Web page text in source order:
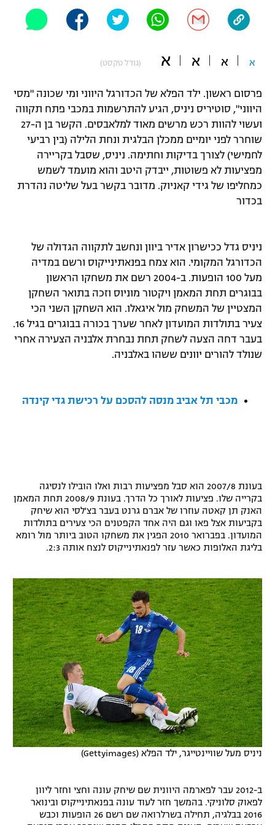
"מחצית בשכונה" – פודקאסט
משתתפים וזוכים בפרסים
תקנון משתתפים וזוכים בפרסים
תקנון עבור פעילות אלקטרה
תקנון עבור פעילות ספורט 1 – "מרלן"
טניס
גיימינג E-Sports
תנאי שימוש
תקנון פעילות ספורט 1
רשיון להקרנה פומבית לבית עסק
הצטרפות לחבילת הערוצים
לוח דרושים – ג'ובנט
אופניים
ספורט מוטורי
פוטבול אמריקאי NFL
בייסבול MLB
ספורט אתגרי ואקסטרים
אומנויות לחימה
א א א א (גודל טקסט)
פרסום ראשון. ילד הפלא של הכדורגל היווני ומי שכונה "מסי
היווני", סוטיריס ניניס, הגיע להתרשמות במכבי פתח תקווה
ועשוי להוות רכש מרשים מאוד למלאבסים. הקשר בן ה-27
שוחרר לפני יומיים ממכלן הבלגית ונחת הלילה (בין רביעי
לחמישי) לצורך בדיקות וחתימה. ניניס, שסבל בקריירה
מפציעות לא פשוטות, ייבדק היטב והוא מועמד לשמש
כמחליפו של גידי קאניוק. מדובר בקשר בעל שליטה נהדרת
בכדור
ניניס גדל ככישרון אדיר ביוון ונחשב לתקווה הגדולה של
הכדורגל המקומי. הוא צמח בפנאתינייקוס ורשם במדיה
מעל 100 הופעות. ב-2004 רשם את משחקו הראשון
בבוגרים תחת המאמן ויקטור מוניוס וזכה בתואר השחקן
המצטיין של המשחק מול איגאלו. הוא השחקן השני הכי
צעיר בתולדות המועדון לאחר שערך בכורה בבוגרים בגיל 16.
בעבר דחה הצעה לשחק תחת נבחרת אלבניה הצעירה אחרי
שנולד להורים יוונים ששהו באלבניה.
מכבי תל אביב מנסה להסכם על רכישת גדי קינדה
בעונת 2007/8 הוא סבל מפציעות רבות ואלו הובילו לנסיגה
בקרייה שלו. פציעות לאורך כל הדרך. בעונת 2008/9 תחת המאמן
האנק תן קאטה עוזרו של אברם גרנט בעבר בצ'לסי הוא שיחק
בקביעות אצל פאו וגם היה אחד הקפטנים הכי צעירים בתולדות
המועדון. בפברואר 2010 הפגין את משחקו הטוב ביותר מול רומא
בליגת האלופות כאשר עזר לפנאתינייקוס לנצח אותה 2:3.
ניניס מעל שוויינטייגר, ילד הפלא (Gettyimages)
ב-2012 עבר לפארמה היוונית שם שיחק עונה וחצי וחזר ליוון
לפאוק סלוניקי. בהמשך חזר לעוד עונה בפנאתינייקוס ובינואר
2016 בבלגיה, תחילה בשרלרואה שם רשם 26 הופעות וכבש